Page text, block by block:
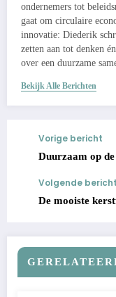
ondernemers tot
gaat om circulaire
innovatie: Diederik
zetten aan tot denken
over een duurzame
Bekijk Alle Berichten
Vorige bericht
Duurzaam op
Volgende bericht
De mooiste